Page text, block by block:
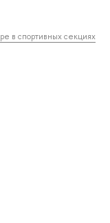
в спортивных секциях